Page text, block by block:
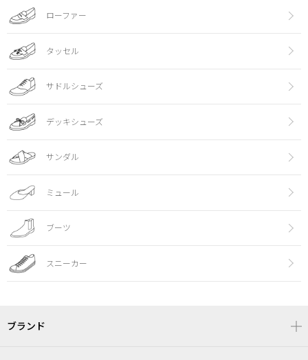
ローファー
タッセル
サドルシューズ
デッキシューズ
サンダル
ミュール
ブーツ
スニーカー
ブランド